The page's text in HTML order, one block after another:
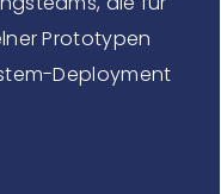
Prototypen
Deployment